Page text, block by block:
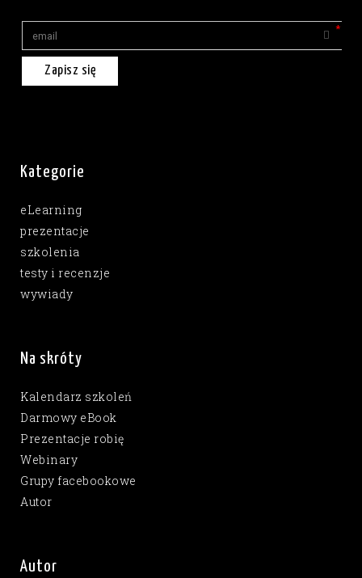
Zapisz się
Kategorie
eLearning
prezentacje
szkolenia
testy i recenzje
wywiady
Na skróty
Kalendarz szkoleń
Darmowy eBook
Prezentacje robię
Webinary
Grupy facebookowe
Autor
Autor